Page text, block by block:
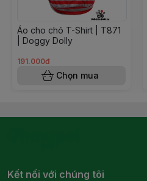
Áo cho chó T-Shirt | T871
| Doggy Dolly
191.000đ
Chọn mua
Kết nối với chúng tôi